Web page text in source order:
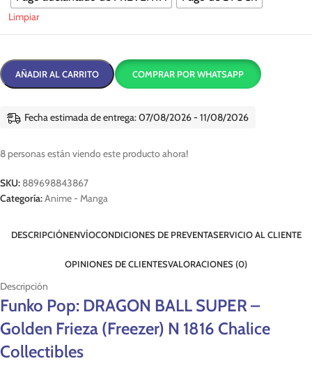
Limpiar
AÑADIR AL CARRITO COMPRAR POR WHATSAPP
Fecha estimada de entrega: 07/08/2026 - 11/08/2026
8 personas están viendo este producto ahora!
SKU: 889698843867
Categoría:Anime - Manga
DESCRIPCIÓNENVÍOCONDICIONES DE PREVENTASERVICIO AL CLIENTE
OPINIONES DE CLIENTESVALORACIONES (0)
Descripción
Funko Pop: DRAGON BALL SUPER –
Golden Frieza (Freezer) N 1816 Chalice
Collectibles